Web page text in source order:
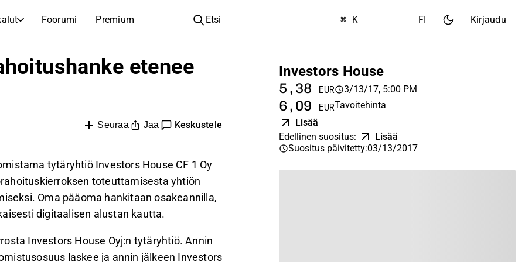
Foorumi Premium
Yhtiöt
Inspiraatiota seuraavaan sijoitukseesi
Uudet listautumiset ja tulevat pörssiannit
Yhtiökokouskutsut
Yhtiökokousten päivämäärät ja osakkeenomistajatiedot
Analyysikoulu
Oppaita ja oppitunteja sijoitusosaamisen kasvattamiseen
Sijoitustietoa jokaiselle tasolle, ensiaskeleista edistyneisiin salkkustrategioihin.
Etsi ⌘ K FI Kirjaudu
etenee
Seuraa Jaa Keskustele
tytäryhtiö Investors House CF 1 Oy
toteuttamisesta yhtiön
Oma pääoma hankitaan osakeannilla,
digitaalisen alustan kautta.
Investors House Oyj:n tytäryhtiö. Annin
laskee ja annin jälkeen Investors
Investors House
5,38 EUR 3/13/17, 5:00 PM
6,09 EURTavoitehinta
Lisää
Edellinen suositus:
Lisää
Suositus päivitetty:03/13/2017